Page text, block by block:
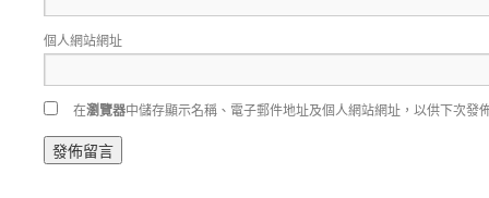
個人網站網址
在瀏覽器中儲存顯示名稱、電子郵件地址及個人網站網址，以供下次發